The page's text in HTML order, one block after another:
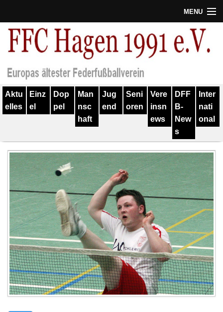
MENU
Termine
Verein
Geschichte
Training
Spieler
Kontakt
Links
Impressum
Aktu
elles
Einz
el
Dop
pel
Man
nsc
haft
Jug
end
Seni
oren
Vere
insn
ews
DFF
B-
New
s
Inter
nati
onal